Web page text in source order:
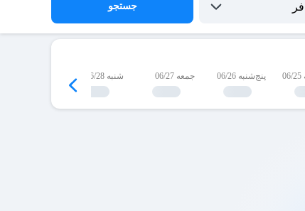
جستجو
پنج‌شنبه 06/26 جمعه 06/27 شنبه 06/28